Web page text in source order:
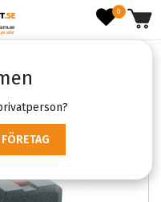
0
FÖRETAG